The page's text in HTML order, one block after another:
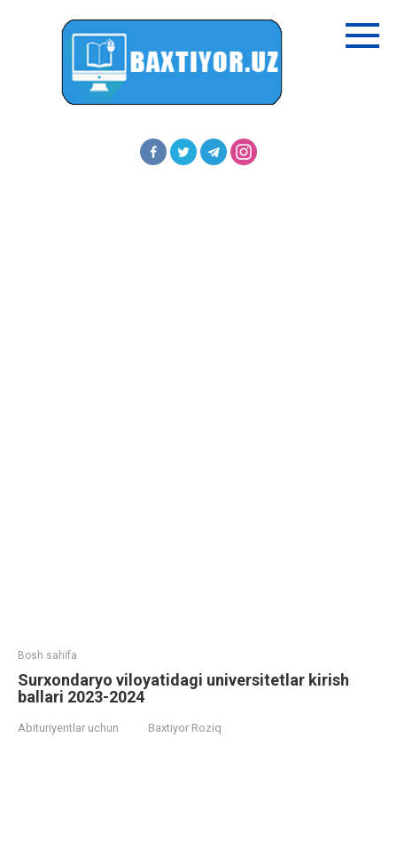
Bosh sahifa
Surxondaryo viloyatidagi universitetlar kirish
ballari 2023-2024
Abituriyentlar uchun Baxtiyor Roziq